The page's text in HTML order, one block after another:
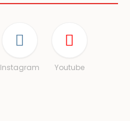
Instagram Youtube